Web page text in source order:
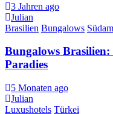
3 Jahren ago
Julian
Brasilien Bungalows
Bungalows
Paradies
5 Monaten ago
Julian
Luxushotels Türkei